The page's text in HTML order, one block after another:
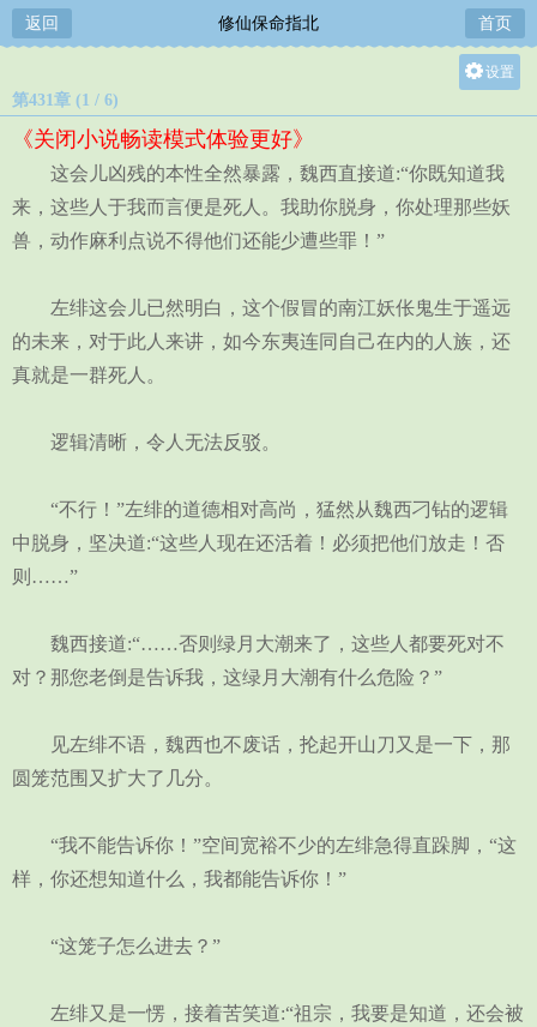
返回 修仙保命指北 首页
设置
中
小
第431章 (1 / 6)
《关闭小说畅读模式体验更好》
这会儿凶残的本性全然暴露，魏西直接道:“你既知道我
来，这些人于我而言便是死人。我助你脱身，你处理那些妖
兽，动作麻利点说不得他们还能少遭些罪！”
左绯这会儿已然明白，这个假冒的南江妖伥鬼生于遥远
的未来，对于此人来讲，如今东夷连同自己在内的人族，还
真就是一群死人。
逻辑清晰，令人无法反驳。
“不行！”左绯的道德相对高尚，猛然从魏西刁钻的逻辑
中脱身，坚决道:“这些人现在还活着！必须把他们放走！否
则……”
魏西接道:“……否则绿月大潮来了，这些人都要死对不
对？那您老倒是告诉我，这绿月大潮有什么危险？”
见左绯不语，魏西也不废话，抡起开山刀又是一下，那
圆笼范围又扩大了几分。
“我不能告诉你！”空间宽裕不少的左绯急得直跺脚，“这
样，你还想知道什么，我都能告诉你！”
“这笼子怎么进去？”
左绯又是一愣，接着苦笑道:“祖宗，我要是知道，还会被